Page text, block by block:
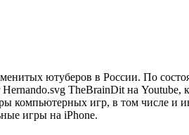
ютуберов в России. По
TheBrainDit на
компьютерных игр, в том числе и
игры на iPhone.